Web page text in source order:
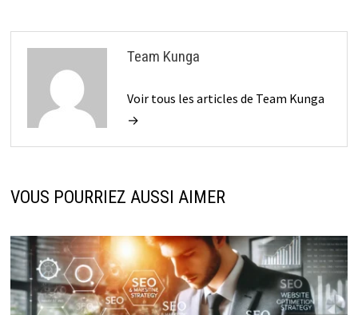
Team Kunga
Voir tous les articles de Team Kunga
→
VOUS POURRIEZ AUSSI AIMER